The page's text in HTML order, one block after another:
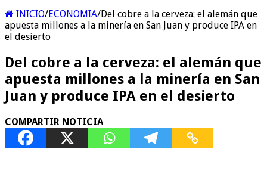
INICIO/ECONOMIA/Del cobre a la cerveza: el alemán que
apuesta millones a la minería en San Juan y produce IPA en
el desierto
Del cobre a la cerveza: el alemán que
apuesta millones a la minería en San
Juan y produce IPA en el desierto
COMPARTIR NOTICIA